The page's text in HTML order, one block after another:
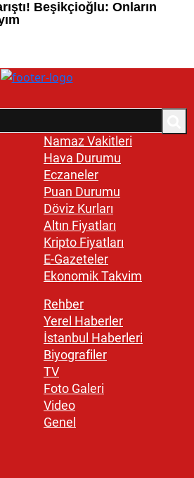
Namaz Vakitleri
Hava Durumu
Eczaneler
Puan Durumu
Döviz Kurları
Altın Fiyatları
Kripto Fiyatları
E-Gazeteler
Ekonomik Takvim
Rehber
Yerel Haberler
İstanbul Haberleri
Biyografiler
TV
Foto Galeri
Video
Genel